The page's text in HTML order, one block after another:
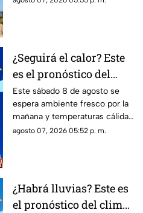
¿Seguirá el calor? Este
es el pronóstico del
clima en Zacatecas
HOY sábado 8 de agosto
Este sábado 8 de agosto se
espera ambiente fresco por la
mañana y temperaturas cálidas
por la tarde; el clima en
agosto 07, 2026 05:52 p. m.
¿Habrá lluvias? Este es
el pronóstico del clima